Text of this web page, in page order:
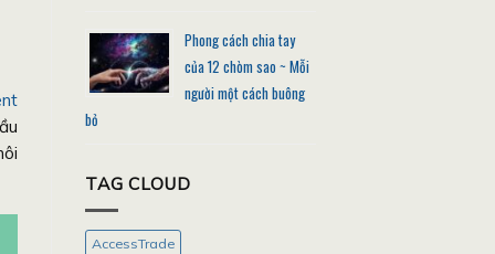
Phong cách chia tay
của 12 chòm sao ~ Mỗi
người một cách buông
bỏ
TAG CLOUD
AccessTrade